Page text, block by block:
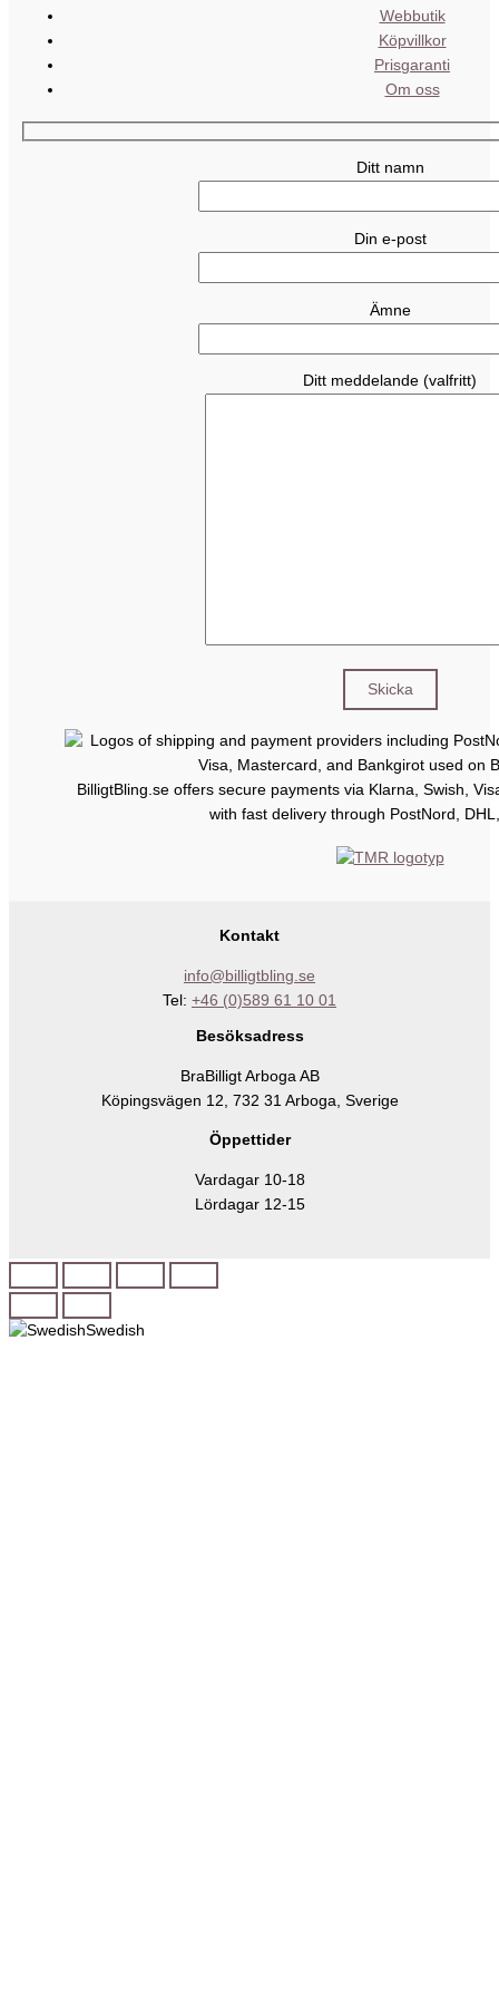
Webbutik
Köpvillkor
Prisgaranti
Om oss
Ditt namn
Din e-post
Ämne
Ditt meddelande (valfritt)
BilligtBling.se offers secure payments via Klarna, Swish,
with fast delivery through PostNord,
Kontakt
info@billigtbling.se
Tel: +46 (0)589 61 10 01
Besöksadress
BraBilligt Arboga AB
Köpingsvägen 12, 732 31 Arboga, Sverige
Öppettider
Vardagar 10-18
Lördagar 12-15
Swedish